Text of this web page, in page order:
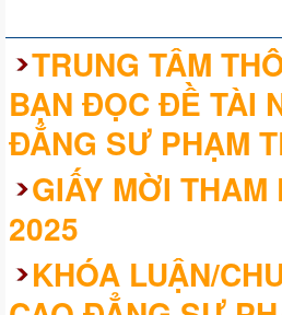
TRUNG TÂM
BẠN ĐỌC ĐỀ TÀI
ĐẲNG SƯ PHẠM
GIẤY MỜI
2025
KHÓA LUẬN/